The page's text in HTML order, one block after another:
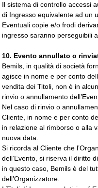
Il sistema di controllo accessi
di Ingresso equivalente ad un
Eventuali copie e/o frodi
ingresso saranno perseguibili
10. Evento annullato o
Bemils, in qualità di società
agisce in nome e per conto
vendita dei Titoli, non è in
rinvio o annullamento
Nel caso di rinvio o
Cliente, in nome e per conto
in relazione al rimborso o alla
nuova data.
Si ricorda al Cliente che
dell’Evento, si riserva il diritto
in questo caso, Bemils è del
dell’Organizzatore.